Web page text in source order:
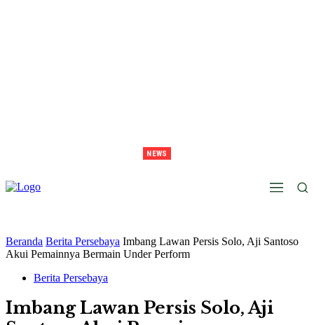
NEWS
Beranda Berita Persebaya Imbang Lawan Persis Solo, Aji Santoso
Akui Pemainnya Bermain Under Perform
Berita Persebaya
Imbang Lawan Persis Solo, Aji